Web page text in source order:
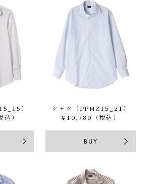
）
）
シャツ（PPMZ15_21）
¥10,780（税込）
BUY